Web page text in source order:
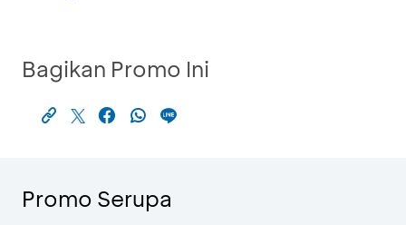
Bagikan Promo Ini
Promo Serupa